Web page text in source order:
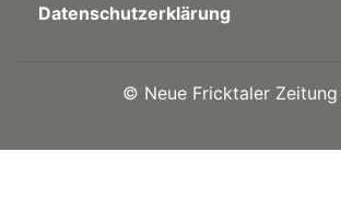
Datenschutzerklärung
© Neue Fricktaler Zeitung